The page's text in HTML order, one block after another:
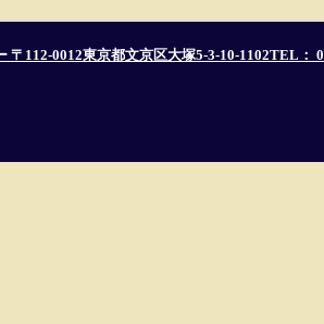
〒112-0012東京都文京区大塚5-3-10-1102TEL